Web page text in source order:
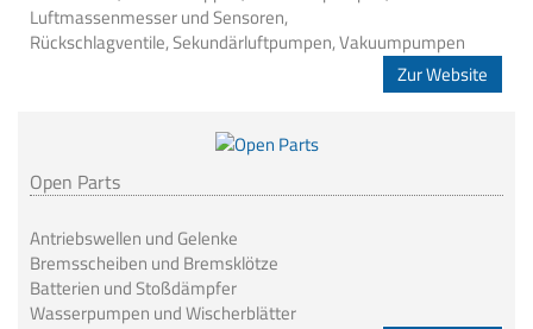
Luftmassenmesser und Sensoren,
Rückschlagventile, Sekundärluftpumpen, Vakuumpumpen
Zur Website
Open Parts
Antriebswellen und Gelenke
Bremsscheiben und Bremsklötze
Batterien und Stoßdämpfer
Wasserpumpen und Wischerblätter